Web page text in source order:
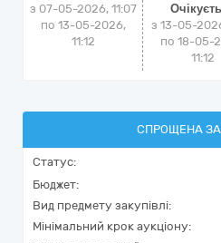
з 07-05-2026, 11:07
по 13-05-2026,
11:12
з 13-05-
по 18-05-
11:12
СПРОЩЕНА
Статус:
Бюджет:
Вид предмету закупівлі:
Мінімальний крок аукціону: